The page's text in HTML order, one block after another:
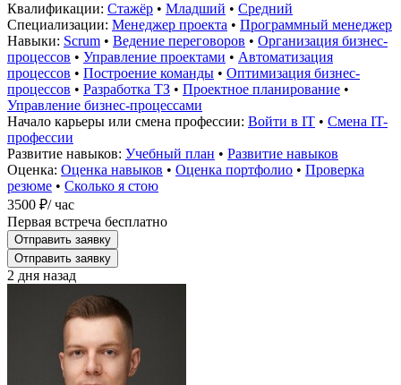
Квалификации: Стажёр • Младший • Средний
Специализации: Менеджер проекта • Программный менеджер
Навыки: Scrum • Ведение переговоров • Организация бизнес-
процессов • Управление проектами • Автоматизация
процессов • Построение команды • Оптимизация бизнес-
процессов • Разработка ТЗ • Проектное планирование •
Управление бизнес-процессами
Начало карьеры или смена профессии: Войти в IT • Смена IT-
профессии
Развитие навыков: Учебный план • Развитие навыков
Оценка: Оценка навыков • Оценка портфолио • Проверка
резюме • Сколько я стою
3500 ₽/ час
Первая встреча бесплатно
Отправить заявку
Отправить заявку
2 дня назад